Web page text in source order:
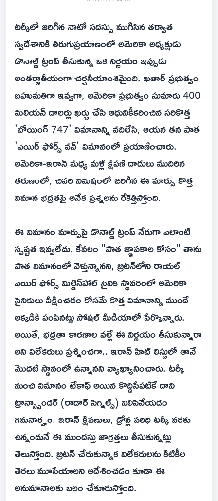
టర్కీలో జరిగిన నాటో సదస్సు ముగిసిన తర్వాత
స్వదేశానికి తిరుగుప్రయాణంలో అమెరికా అధ్యక్షుడు
డొనాల్డ్ ట్రంప్ తీసుకున్న ఒక నిర్ణయం ఇప్పుడు
అంతర్జాతీయంగా చర్చనీయాంశమైంది. ఖతార్ ప్రభుత్వం
బహుమతిగా ఇవ్వగా, అమెరికా ప్రభుత్వం సుమారు 400
మిలియన్ డాలర్లు ఖర్చు చేసి ఆధునికీకరించిన సరికొత్త
'బోయింగ్ 747' విమానాన్ని వదిలేసి, ఆయన తన పాత
'ఎయిర్ ఫోర్స్ వన్' విమానంలో ప్రయాణించారు.
అమెరికా-ఇరాన్ మధ్య మళ్లీ క్షిపణి దాడులు ముదిరిన
తరుణంలో, చివరి నిమిషంలో జరిగిన ఈ మార్పు కొత్త
విమాన భద్రతపై అనేక ప్రశ్నలను రేకెత్తిస్తోంది.
ఈ విమానం మార్పుపై డొనాల్డ్ ట్రంప్ నేరుగా ఎలాంటి
స్పష్టత ఇవ్వలేదు. కేవలం "పాత జ్ఞాపకాల కోసం" తాను
పాత విమానంలో వెళ్తున్నానని, బ్రిటన్‌లోని రాయల్
ఎయిర్ ఫోర్స్ మిల్డెన్‌హాల్ సైనిక స్థావరంలో అమెరికా
సైనికులు వీక్షించడం కోసమే కొత్త విమానాన్ని ముందే
అక్కడికి పంపినట్లు సోషల్ మీడియాలో పేర్కొన్నారు.
అయితే, భద్రతా కారణాల వల్లే ఈ నిర్ణయం తీసుకున్నారా
అని విలేకరులు ప్రశ్నించగా.. ఇరాన్ హిట్ లిస్టులో తానే
మొదటి స్థానంలో ఉన్నానని వ్యాఖ్యానించారు. టర్కీ
నుంచి విమానం టేకాఫ్ అయిన కొద్దిసేపటికే దాని
ట్రాన్స్పాండర్ (రాడార్ సిగ్నల్స్) నిలిపివేయడం
గమనార్హం. ఇరాన్ క్షిపణులు, డ్రోన్ల పరిధి టర్కీ వరకు
ఉన్నందునే ఈ ముందస్తు జాగ్రత్తలు తీసుకున్నట్లు
తెలుస్తోంది. బ్రిటన్ చేరుకున్నాక విలేకరులను కిటికీల
తెరలు మూసేయాలని ఆదేశించడం కూడా ఈ
అనుమానాలకు బలం చేకూరుస్తోంది.